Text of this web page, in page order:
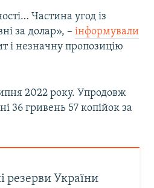
Частина угод із
за долар», –інформували
і незначну пропозицію
2022 року. Упродовж
36 гривень 57 копійок за
резерви України